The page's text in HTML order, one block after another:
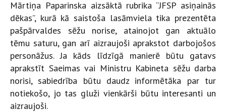
Mārtiņa Paparinska aizsāktā rubrika “JFSP asiņainās
dēkas”, kurā kā saistoša lasāmviela tika prezentēta
pašpārvaldes sēžu norise, atainojot gan aktuālo
tēmu saturu, gan arī aizraujoši aprakstot darbojošos
personāžus. Ja kāds līdzīgā manierē būtu gatavs
aprakstīt Saeimas vai Ministru Kabineta sēžu darba
norisi, sabiedrība būtu daudz informētāka par tur
notiekošo, jo tas gluži vienkārši būtu interesanti un
aizraujoši.